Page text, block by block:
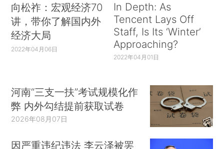
向松祚：宏观经济70
讲，带你了解国内外
经济大局
2022年04月06日
In Depth: As
Tencent Lays Off
Staff, Is Its ‘Winter’
Approaching?
2022年04月01日
河南“三支一扶”考试规模化作
弊 内外勾结提前获取试卷
2026年08月07日
因严重违纪违法 李云泽被罢